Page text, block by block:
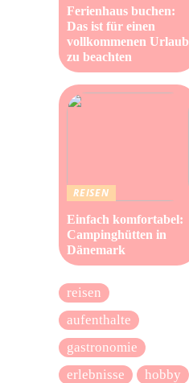
Ferienhaus buchen:
Das ist für einen
vollkommenen Urlaub
zu beachten
REISEN
Einfach komfortabel:
Campinghütten in
Dänemark
reisen
aufenthalte
gastronomie
erlebnisse
hobby